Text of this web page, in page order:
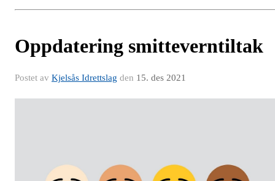
Oppdatering smitteverntiltak
Postet av Kjelsås Idrettslag den 15. des 2021